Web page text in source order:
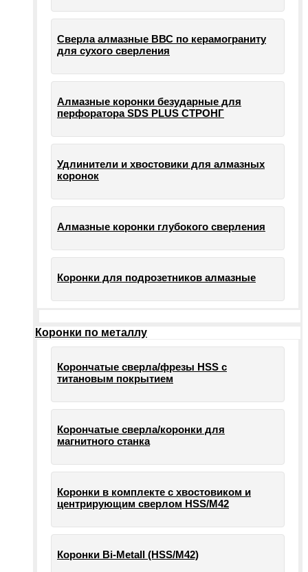
Сверла алмазные ВВС по керамограниту
для сухого сверления
Алмазные коронки безударные для
перфоратора SDS PLUS СТРОНГ
Удлинители и хвостовики для алмазных
коронок
Алмазные коронки глубокого сверления
Коронки для подрозетников алмазные
Коронки по металлу
Корончатые сверла/фрезы HSS c
титановым покрытием
Корончатые сверла/коронки для
магнитного станка
Коронки в комплекте с хвостовиком и
центрирующим сверлом HSS/М42
Коронки Bi-Metall (HSS/М42)